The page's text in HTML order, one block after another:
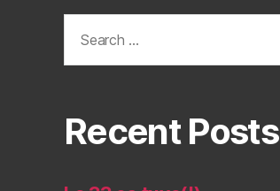
for:
Recent Posts